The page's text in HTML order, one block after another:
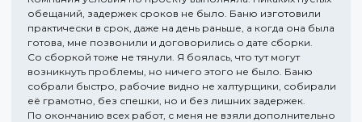
обещаний, задержек сроков не было. Баню изготовили
практически в срок, даже на день раньше, а когда она была
готова, мне позвонили и договорились о дате сборки.
Со сборкой тоже не тянули. Я боялась, что тут могут
возникнуть проблемы, но ничего этого не было. Баню
собрали быстро, рабочие видно не халтурщики, собирали
её грамотно, без спешки, но и без лишних задержек.
По окончанию всех работ, с меня не взяли дополнительно